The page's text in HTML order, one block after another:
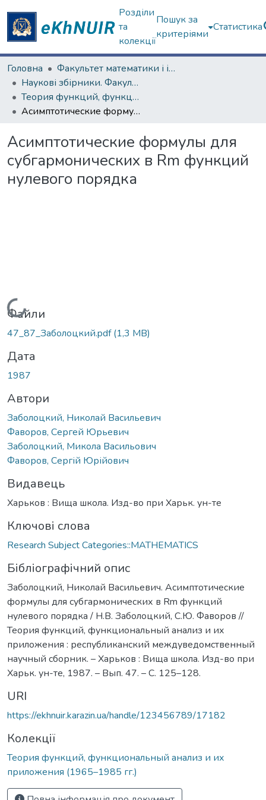
Розділи
та
колекції
Пошук за
критеріями
Статистика
Головна
Факультет математики і інформатики
Наукові збірники. Факультет математики і інформатики
Теория функций, функциональный анализ и их приложения (1965–1985 гг.)
Асимптотические формулы для субгармонических в Rm функций нулевого порядка
Асимптотические формулы для
субгармонических в Rm функций
нулевого порядка
Вантажиться...
Файли
47_87_Заболоцкий.pdf(1,3 MB)
Дата
1987
Автори
Заболоцкий, Николай Васильевич
Фаворов, Сергей Юрьевич
Заболоцкий, Микола Васильович
Фаворов, Сергій Юрійович
Видавець
Харьков : Вища школа. Изд-во при Харьк. ун-те
Ключові слова
Research Subject Categories::MATHEMATICS
Бібліографічний опис
Заболоцкий, Николай Васильевич. Асимптотические
формулы для субгармонических в Rm функций
нулевого порядка / Н.В. Заболоцкий, С.Ю. Фаворов //
Теория функций, функциональный анализ и их
приложения : республиканский междуведомственный
научный сборник. – Харьков : Вища школа. Изд-во при
Харьк. ун-те, 1987. – Вып. 47. – С. 125–128.
URI
https://ekhnuir.karazin.ua/handle/123456789/17182
Колекції
Теория функций, функциональный анализ и их
приложения (1965–1985 гг.)